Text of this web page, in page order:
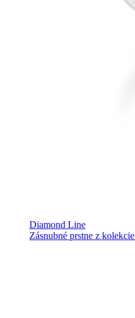
Diamond Line
Zásnubné prstne z